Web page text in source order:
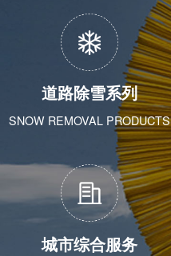
道路除雪系列
SNOW REMOVAL PRODUCTS
城市综合服务